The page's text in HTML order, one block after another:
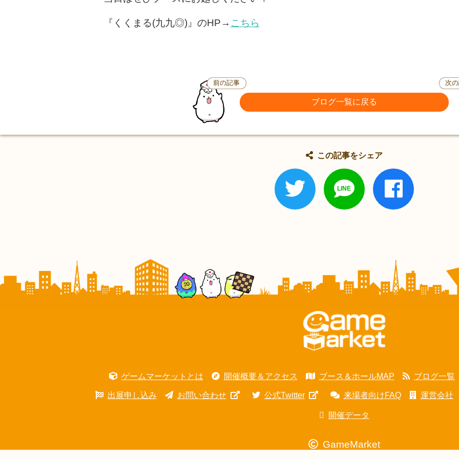
『くくまる(九九◎)』のHP→ こちら
前の記事
ブログ一覧に戻る
次
この記事をシェア
ゲームマーケットとは 開催概要＆アクセス ブース＆ホールMAP ブログ一覧
出展申し込み お問い合わせ 公式Twitter 来場者向けFAQ 運営会社
開催データ
GameMarket